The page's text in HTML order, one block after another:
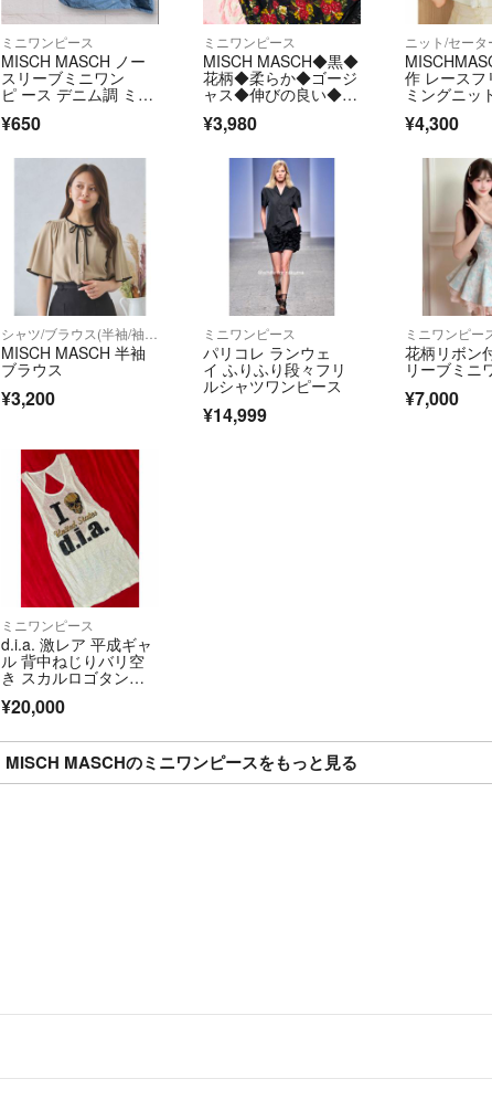
商品到着から5日以内にご
返送ください。期限を過ぎ
かねます。 必ず商品を受
クリーニングやアフターサ
品の場合の一部返金での対
Cランク以下の商品につい
せていただいております。
当アカウントはラクマ公式
https://fril.jp/ts/
◆返品特約：
https://fril.jp/
◆適格請求書発行事業者登
ミニワンピース
MISCH MASCH ノー
スリーブミニワン
ピ ース デニム調 ミッ
シュマッシュ
¥650
ミニワンピース
MISCH MASCH◆黒◆
花柄◆柔らか◆ゴージ
ャス◆伸びの良い◆ワ
ンピース
¥3,980
ニット/セータ
作 レースフ
ミングニッ
ー Fサイズ
¥4,300
MISCH MASCH 半袖
ブラウス
¥3,200
ミニワンピース
パリコレ ランウェ
イ ふりふり段々フリ
ルシャツワンピース
¥14,999
ミニワンピー
花柄リボン
リーブミニ
¥7,000
ミニワンピース
d.i.a. 激レア 平成ギャ
ル 背中ねじりバリ空
き スカルロゴタンク
¥20,000
MISCH MASCHのミニワンピースをもっと見る